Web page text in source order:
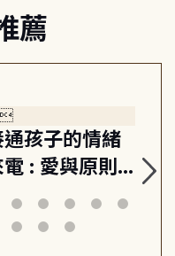
薦
通孩子的情緒
: 愛與原則,
立教養的安定
22個行動練
關